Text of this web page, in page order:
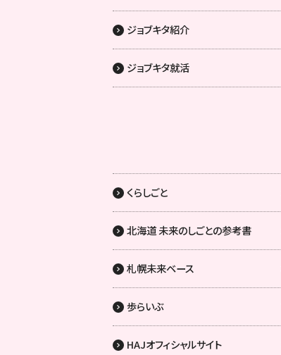
ジョブキタ紹介
ジョブキタ就活
くらしごと
北海道 未来のしごとの参考書
札幌未来ベース
歩らいぶ
HAJオフィシャルサイト